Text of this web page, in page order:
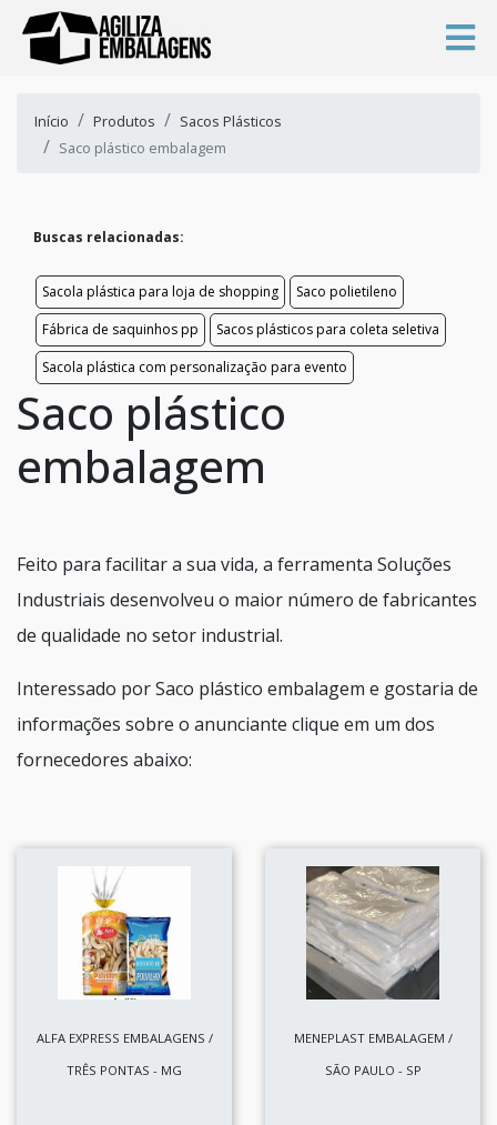
Início Produtos
Sacos Plásticos
Saco plástico embalagem
Buscas relacionadas:
Sacola plástica para loja de shopping
Saco polietileno
Fábrica de saquinhos pp
Sacos plásticos para coleta seletiva
Sacola plástica com personalização para evento
Saco plástico
embalagem
Feito para facilitar a sua vida, a ferramenta Soluções
Industriais desenvolveu o maior número de fabricantes
de qualidade no setor industrial.
Interessado por Saco plástico embalagem e gostaria de
informações sobre o anunciante clique em um dos
fornecedores abaixo:
ALFA EXPRESS EMBALAGENS /
TRÊS PONTAS - MG
MENEPLAST EMBALAGEM /
SÃO PAULO - SP